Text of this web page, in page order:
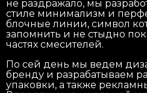
не раздражало, мы
стиле минимализм и
блочные линии, символ
запомнить и не стыдно
частях смесителей.
По сей день мы ведем
бренду и разрабатываем
упаковки, а также